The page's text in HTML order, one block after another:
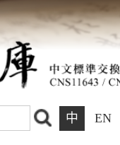
中 EN